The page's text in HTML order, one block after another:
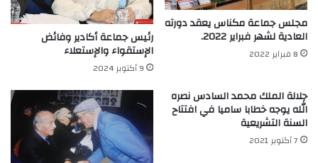
مجلس جماعة مكناس يعقد دورته
العادية لشهر فبراير 2022.
8 فبراير 2022
رئيس جماعة أكادير وفائض
الإستقواء والإستعلاء
9 أكتوبر 2024
جلالة الملك محمد السادس نصره
الله يوجه خطابا ساميا في افتتاح
السنة التشريعية
7 أكتوبر 2021